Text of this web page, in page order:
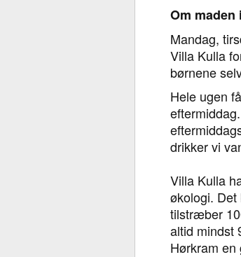
Om
Mandag,
Villa Kulla
børnene
Hele ugen
drikker vi
Villa Kulla
økologi.
tilstræber
altid mindst
Hørkram en